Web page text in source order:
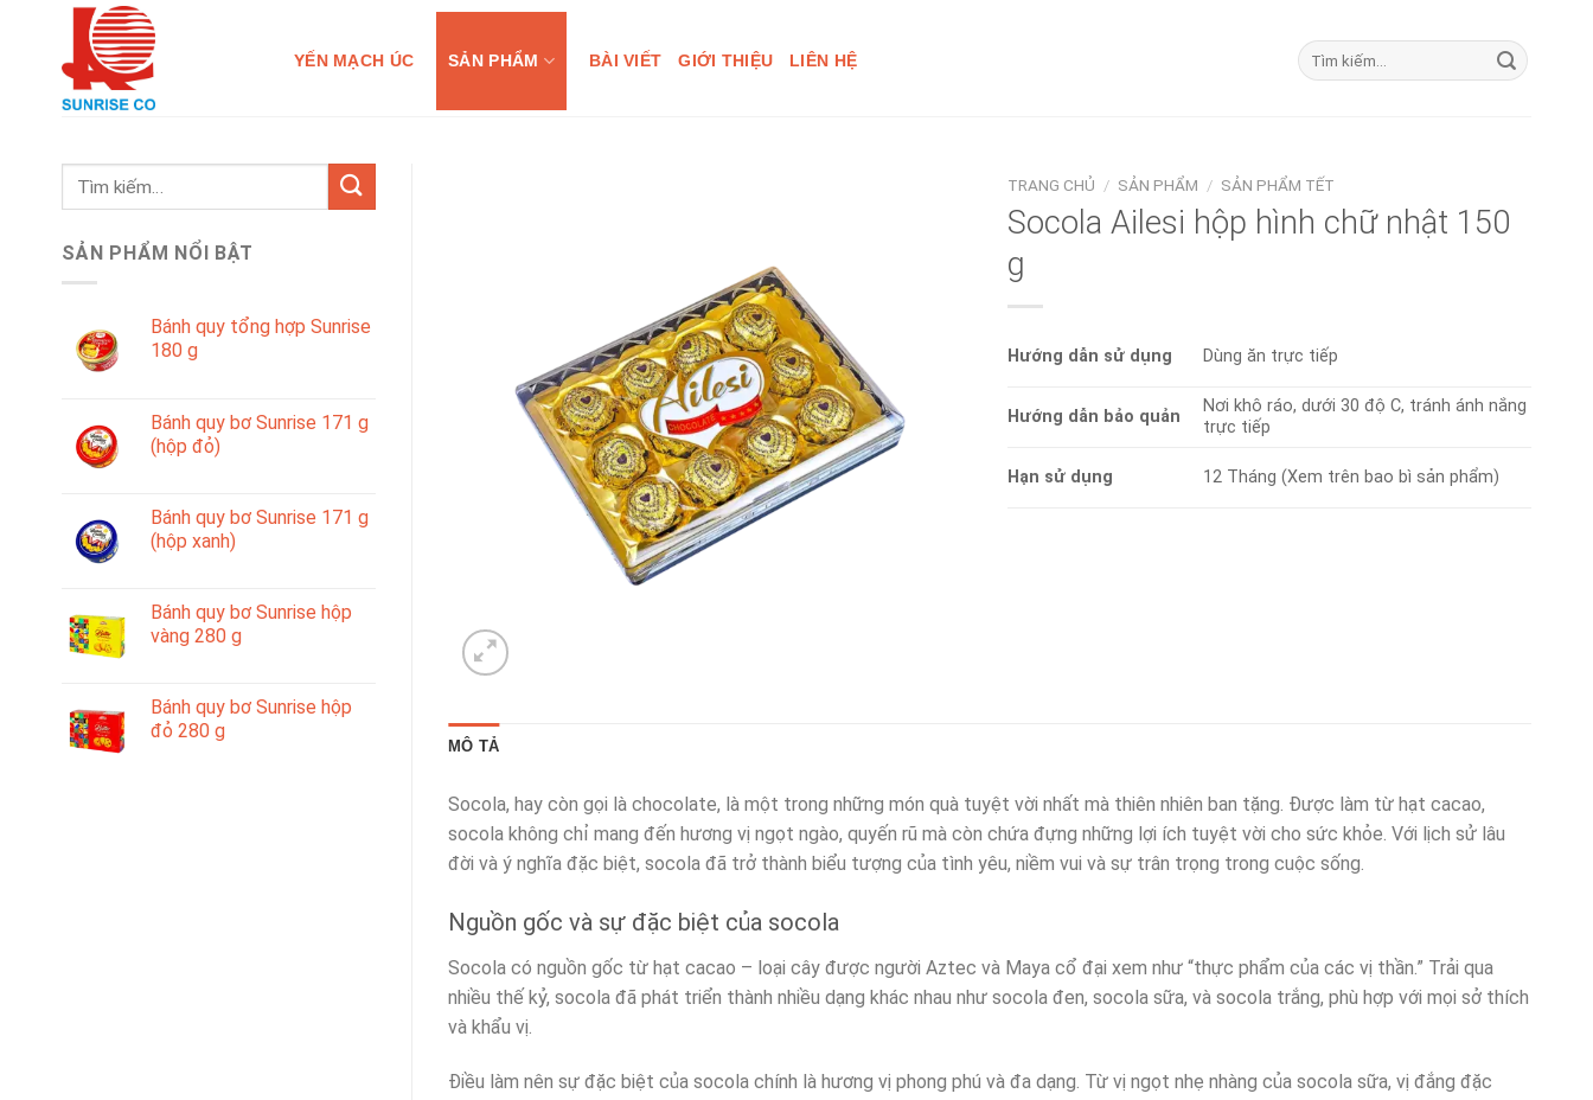
content
YẾN MẠCH ÚC SẢN PHẨM BÀI VIẾT GIỚI THIỆU LIÊN HỆ
Tìm
kiếm:
Tìm
SẢN PHẨM NỔI BẬT
Bánh quy tổng hợp Sunrise
180 g
Bánh quy bơ Sunrise 171 g
(hộp đỏ)
Bánh quy bơ Sunrise 171 g
(hộp xanh)
Bánh quy bơ Sunrise hộp
vàng 280 g
Bánh quy bơ Sunrise hộp
đỏ 280 g
TRANG CHỦ / SẢN PHẨM / SẢN PHẨM TẾT
Socola Ailesi hộp hình chữ nhật 150
g
Hướng dẫn sử dụng Dùng ăn trực tiếp
Hướng dẫn bảo quản
Nơi khô ráo, dưới 30 độ C, tránh ánh nắng
trực tiếp
Hạn sử dụng 12 Tháng (Xem trên bao bì sản phẩm)
MÔ TẢ
Socola, hay còn gọi là chocolate, là một trong những món quà tuyệt vời nhất mà thiên nhiên ban tặng. Được làm từ hạt cacao,
socola không chỉ mang đến hương vị ngọt ngào, quyến rũ mà còn chứa đựng những lợi ích tuyệt vời cho sức khỏe. Với lịch sử lâu
đời và ý nghĩa đặc biệt, socola đã trở thành biểu tượng của tình yêu, niềm vui và sự trân trọng trong cuộc sống.
Nguồn gốc và sự đặc biệt của socola
Socola có nguồn gốc từ hạt cacao – loại cây được người Aztec và Maya cổ đại xem như “thực phẩm của các vị thần.” Trải qua
nhiều thế kỷ, socola đã phát triển thành nhiều dạng khác nhau như socola đen, socola sữa, và socola trắng, phù hợp với mọi sở thích
và khẩu vị.
Điều làm nên sự đặc biệt của socola chính là hương vị phong phú và đa dạng. Từ vị ngọt nhẹ nhàng của socola sữa, vị đắng đặc